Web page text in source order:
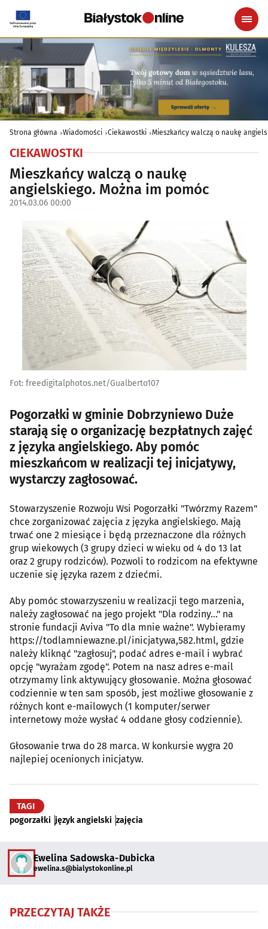
Strona główna Wiadomości Ciekawostki Mieszkańcy walczą o naukę
CIEKAWOSTKI
Mieszkańcy walczą o naukę
angielskiego. Można im pomóc
2014.03.06 00:00
Fot: freedigitalphotos.net/Gualberto107
Pogorzałki w gminie Dobrzyniewo Duże
starają się o organizację bezpłatnych zajęć
z języka angielskiego. Aby pomóc
mieszkańcom w realizacji tej inicjatywy,
wystarczy zagłosować.
Stowarzyszenie Rozwoju Wsi Pogorzałki "Twórzmy Razem"
chce zorganizować zajęcia z języka angielskiego. Mają
trwać one 2 miesiące i będą przeznaczone dla różnych
grup wiekowych (3 grupy dzieci w wieku od 4 do 13 lat
oraz 2 grupy rodziców). Pozwoli to rodzicom na efektywne
uczenie się języka razem z dziećmi.
Aby pomóc stowarzyszeniu w realizacji tego marzenia,
należy zagłosować na jego projekt "Dla rodziny..." na
stronie fundacji Aviva "To dla mnie ważne". Wybieramy
https://todlamniewazne.pl/inicjatywa,582.html, gdzie
należy kliknąć "zagłosuj", podać adres e-mail i wybrać
opcję "wyrażam zgodę". Potem na nasz adres e-mail
otrzymamy link aktywujący głosowanie. Można głosować
codziennie w ten sam sposób, jest możliwe głosowanie z
różnych kont e-mailowych (1 komputer/serwer
internetowy może wysłać 4 oddane głosy codziennie).
Głosowanie trwa do 28 marca. W konkursie wygra 20
najlepiej ocenionych inicjatyw.
TAGI
pogorzałki język angielski zajęcia
Ewelina Sadowska-Dubicka
ewelina.s@bialystokonline.pl
PRZECZYTAJ TAKŻE